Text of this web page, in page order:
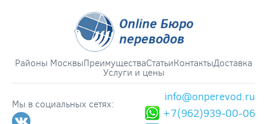
Районы МосквыПреимуществаСтатьиКонтактыДоставка
Услуги и цены
Мы в социальных сетях:
info@onperevod.ru
+7(962)939-00-06